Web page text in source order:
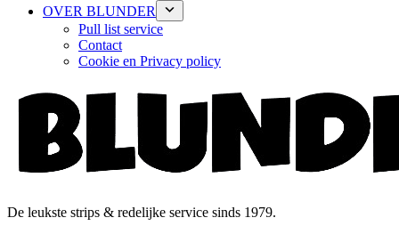
OVER BLUNDER
Pull list service
Contact
Cookie en Privacy policy
De leukste strips & redelijke service sinds 1979.